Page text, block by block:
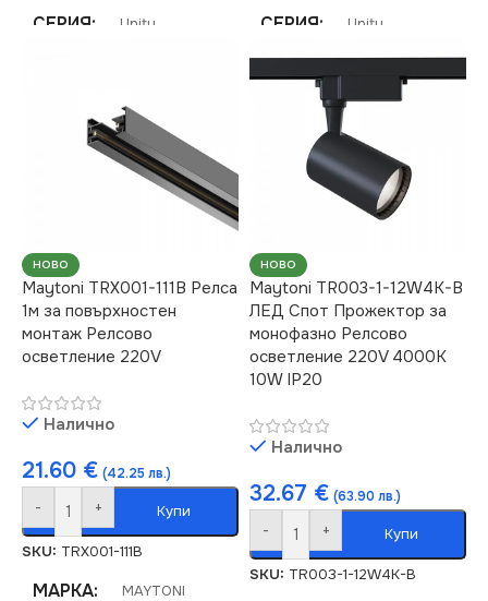
СЕРИЯ Unity
ТИП РЕЛСОВА
СЕРИЯ Unity
ТИП РЕЛСОВА
СИСТЕМА
НОВО
Maytoni TRX001-111B Релса
1м за повърхностен
монтаж Релсово
осветление 220V
Налично
21.60 € (42.25 лв.)
- + Купи
SKU: TRX001-111B
МАРКА MAYTONI
НОВО
Maytoni TR003-1-12W4K-B
ЛЕД Спот Прожектор за
монофазно Релсово
осветление 220V 4000K
10W IP20
Налично
32.67 € (63.90 лв.)
- + Купи
SKU: TR003-1-12W4K-B